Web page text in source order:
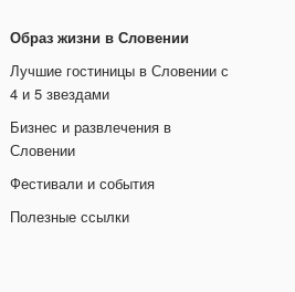
Образ жизни в Словении
Лучшие гостиницы в Словении с
4 и 5 звездами
Бизнес и развлечения в
Словении
Фестивали и события
Полезные ссылки